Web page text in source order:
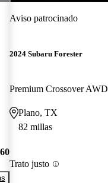
Aviso patrocinado
2024 Subaru Forester
Premium Crossover AWD
Plano, TX
82 millas
Trato justo